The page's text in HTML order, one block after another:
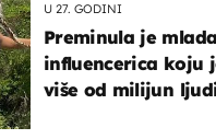
U 27. GODINI
Preminula je mlada
influencerica koju
više od milijun